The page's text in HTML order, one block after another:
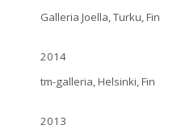
Galleria Joella, Turku, Fin
2014
tm-galleria, Helsinki, Fin
2013